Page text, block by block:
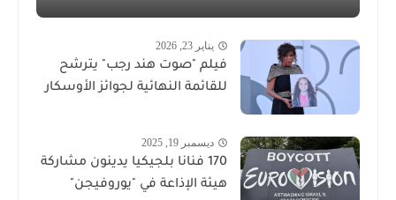
يناير 23, 2026
فيلم "صوت هند رجب" يترشح
للقائمة النهائية لجوائز الأوسكار
ديسمبر 19, 2025
170 فنانا بلجيكيا يدينون مشاركة
هيئة الإذاعة في "يوروفيجن"